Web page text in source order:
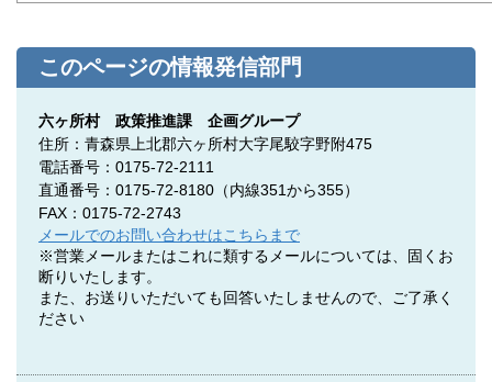
このページの情報発信部門
六ヶ所村 政策推進課 企画グループ
住所：青森県上北郡六ヶ所村大字尾駮字野附475
電話番号：0175-72-2111
直通番号：0175-72-8180（内線351から355）
FAX：0175-72-2743
メールでのお問い合わせはこちらまで
※営業メールまたはこれに類するメールについては、固くお
断りいたします。
また、お送りいただいても回答いたしませんので、ご了承く
ださい